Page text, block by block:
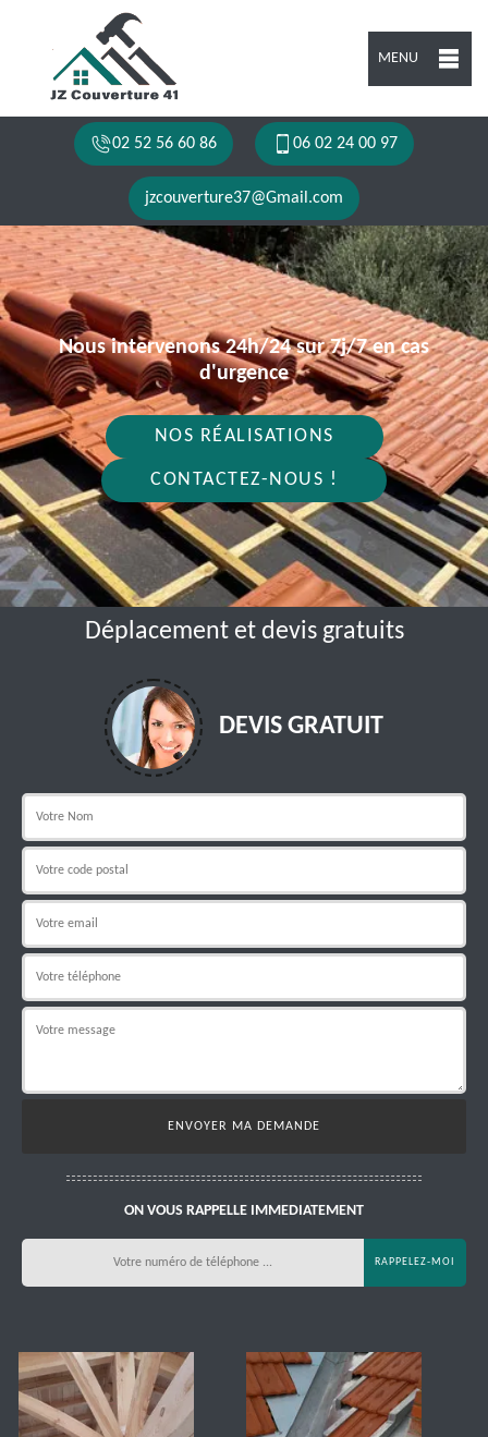
MENU
02 52 56 60 86 06 02 24 00 97
jzcouverture37@Gmail.com
Nous intervenons 24h/24 sur 7j/7 en cas
d'urgence
NOS RÉALISATIONS
CONTACTEZ-NOUS !
Déplacement et devis gratuits
DEVIS GRATUIT
ON VOUS RAPPELLE IMMEDIATEMENT